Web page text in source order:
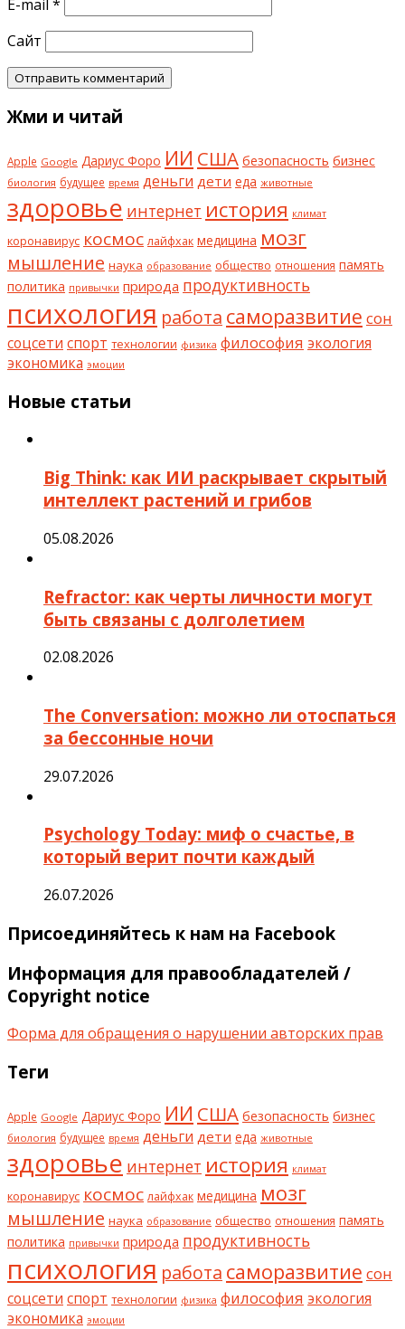
E-mail *
Сайт
Жми и читай
Apple Google Дариус Форо ИИ США безопасность бизнес
биология будущее время деньги дети еда животные
здоровье интернет история климат
коронавирус космос лайфхак медицина мозг
мышление наука образование общество отношения память
политика привычки природа продуктивность
психология работа саморазвитие сон
соцсети спорт технологии физика философия экология
экономика эмоции
Новые статьи
Big Think: как ИИ раскрывает скрытый
интеллект растений и грибов
05.08.2026
Refractor: как черты личности могут
быть связаны с долголетием
02.08.2026
The Conversation: можно ли отоспаться
за бессонные ночи
29.07.2026
Psychology Today: миф о счастье, в
который верит почти каждый
26.07.2026
Присоединяйтесь к нам на Facebook
Информация для правообладателей /
Copyright notice
Форма для обращения о нарушении авторских прав
Теги
Apple Google Дариус Форо ИИ США безопасность бизнес
биология будущее время деньги дети еда животные
здоровье интернет история климат
коронавирус космос лайфхак медицина мозг
мышление наука образование общество отношения память
политика привычки природа продуктивность
психология работа саморазвитие сон
соцсети спорт технологии физика философия экология
экономика эмоции